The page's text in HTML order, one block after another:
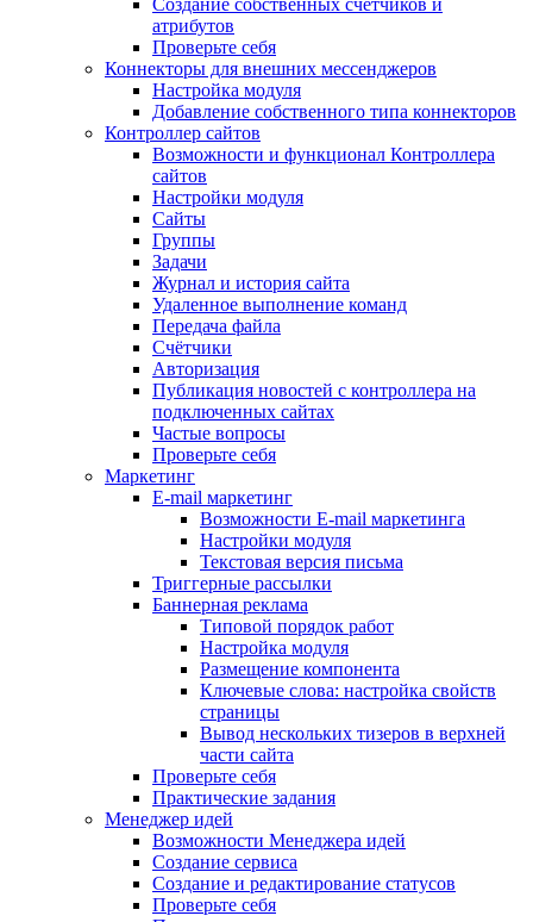
Создание собственных счетчиков и
атрибутов
Проверьте себя
Коннекторы для внешних мессенджеров
Настройка модуля
Добавление собственного типа коннекторов
Контроллер сайтов
Возможности и функционал Контроллера
сайтов
Настройки модуля
Сайты
Группы
Задачи
Журнал и история сайта
Удаленное выполнение команд
Передача файла
Счётчики
Авторизация
Публикация новостей с контроллера на
подключенных сайтах
Частые вопросы
Проверьте себя
Маркетинг
E-mail маркетинг
Возможности E-mail маркетинга
Настройки модуля
Текстовая версия письма
Триггерные рассылки
Баннерная реклама
Типовой порядок работ
Настройка модуля
Размещение компонента
Ключевые слова: настройка свойств
страницы
Вывод нескольких тизеров в верхней
части сайта
Проверьте себя
Практические задания
Менеджер идей
Возможности Менеджера идей
Создание сервиса
Создание и редактирование статусов
Проверьте себя